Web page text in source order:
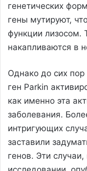
генетических
гены мутируют,
функции лизосом.
накапливаются в
Однако до сих
ген Parkin
как именно эта
заболевания.
интригующих
заставили
генов. Эти